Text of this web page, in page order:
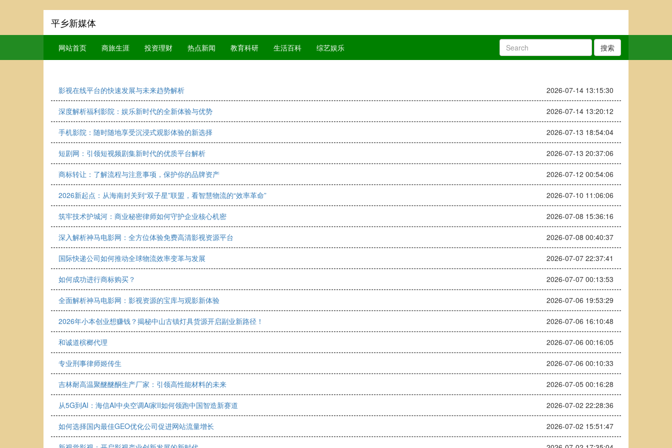
平乡新媒体
网站首页 商旅生涯 投资理财 热点新闻 教育科研 生活百科 综艺娱乐 搜索
影视在线平台的快速发展与未来趋势解析 2026-07-14 13:15:30
深度解析福利影院：娱乐新时代的全新体验与优势 2026-07-14 13:20:12
手机影院：随时随地享受沉浸式观影体验的新选择 2026-07-13 18:54:04
短剧网：引领短视频剧集新时代的优质平台解析 2026-07-13 20:37:06
商标转让：了解流程与注意事项，保护你的品牌资产 2026-07-12 00:54:06
2026新起点：从海南封关到“双子星”联盟，看智慧物流的“效率革命” 2026-07-10 11:06:06
筑牢技术护城河：商业秘密律师如何守护企业核心机密 2026-07-08 15:36:16
深入解析神马电影网：全方位体验免费高清影视资源平台 2026-07-08 00:40:37
国际快递公司如何推动全球物流效率变革与发展 2026-07-07 22:37:41
如何成功进行商标购买？ 2026-07-07 00:13:53
全面解析神马电影网：影视资源的宝库与观影新体验 2026-07-06 19:53:29
2026年小本创业想赚钱？揭秘中山古镇灯具货源开启副业新路径！ 2026-07-06 16:10:48
和诚道槟榔代理 2026-07-06 00:16:05
专业刑事律师姬传生 2026-07-06 00:10:33
吉林耐高温聚醚醚酮生产厂家：引领高性能材料的未来 2026-07-05 00:16:28
从5G到AI：海信AI中央空调Ai家II如何领跑中国智造新赛道 2026-07-02 22:28:36
如何选择国内最佳GEO优化公司促进网站流量增长 2026-07-02 15:51:47